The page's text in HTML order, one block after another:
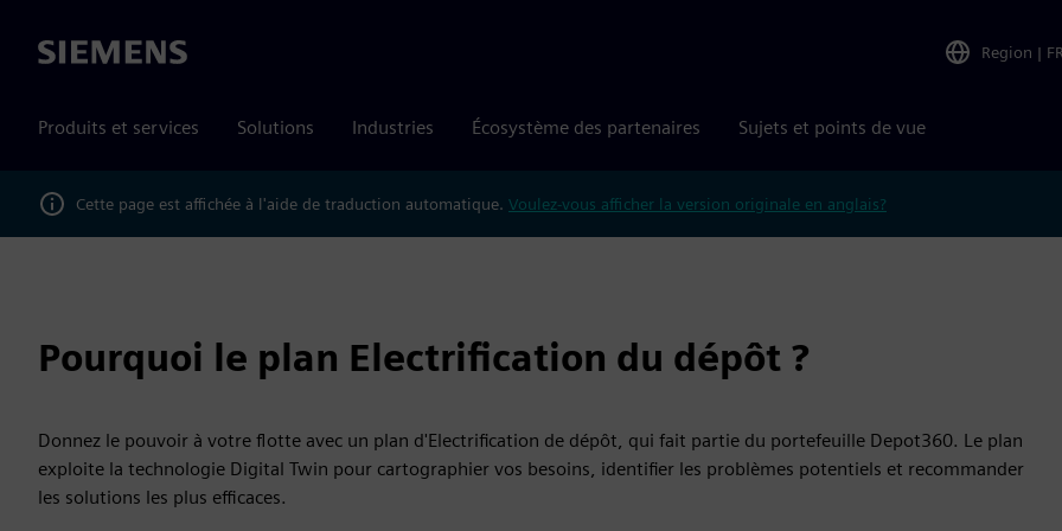
Siemens Region | FR
Produits et services Solutions Industries Écosystème des partenaires Sujets et points de vue
Cette page est affichée à l'aide de traduction automatique. Voulez-vous afficher la version originale en anglais?
Pourquoi le plan Electrification du dépôt ?
Donnez le pouvoir à votre flotte avec un plan d'Electrification de dépôt, qui fait partie du portefeuille Depot360. Le plan
exploite la technologie Digital Twin pour cartographier vos besoins, identifier les problèmes potentiels et recommander
les solutions les plus efficaces.